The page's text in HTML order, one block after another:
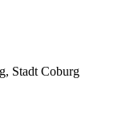
Stadt Coburg